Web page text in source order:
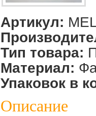
Артикул:
Тип товара:
Материал:
Упаковок в
Описание